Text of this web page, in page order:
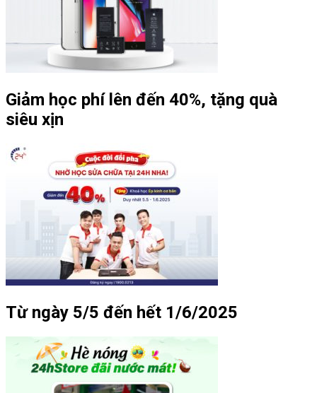
Giảm học phí lên đến 40%, tặng quà
siêu xịn
Từ ngày 5/5 đến hết 1/6/2025